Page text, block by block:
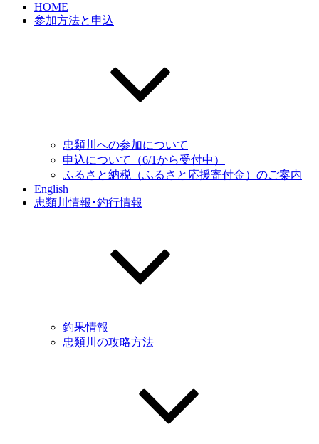
HOME
参加方法と申込
忠類川への参加について
申込について（6/1から受付中）
ふるさと納税（ふるさと応援寄付金）のご案内
English
忠類川情報･釣行情報
釣果情報
忠類川の攻略方法